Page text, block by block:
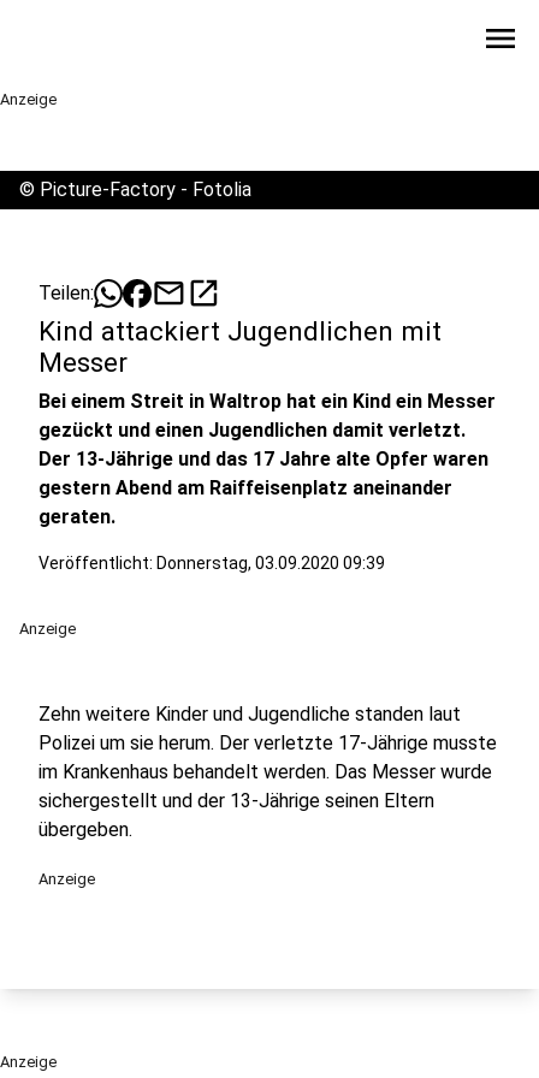
menu
Anzeige
© Picture-Factory - Fotolia
Teilen: mailopen_in_new
Kind attackiert Jugendlichen mit
Messer
Bei einem Streit in Waltrop hat ein Kind ein Messer
gezückt und einen Jugendlichen damit verletzt.
Der 13-Jährige und das 17 Jahre alte Opfer waren
gestern Abend am Raiffeisenplatz aneinander
geraten.
Veröffentlicht: Donnerstag, 03.09.2020 09:39
Anzeige
Zehn weitere Kinder und Jugendliche standen laut
Polizei um sie herum. Der verletzte 17-Jährige musste
im Krankenhaus behandelt werden. Das Messer wurde
sichergestellt und der 13-Jährige seinen Eltern
übergeben.
Anzeige
Anzeige